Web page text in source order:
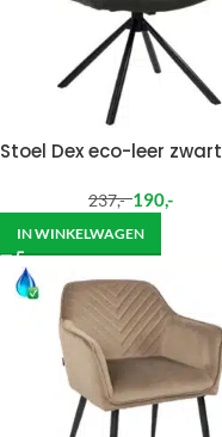
Stoel Dex eco-leer zwart
237,- 190,-
IN WINKELWAGEN